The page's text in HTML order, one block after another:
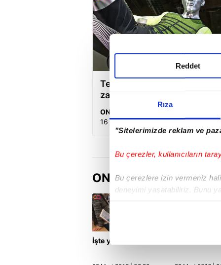
Rıza
"Sitelerimizde reklam ve
Bu çerezler, kullanıcıların
Bu çerezlere izin vermeniz
deneyimi yaşatabiliriz. Bunu
içerikleri sunabilmek adına
Sizlere daha iyi bir hizmet
Reddet
Teknoloji Türkiye'de sahaya
zaman inecek?
ON Hayat Spor
16 Şubat 2015 | 14:31
ON HAYAT EĞITIM
İşte yeni iPad Pro